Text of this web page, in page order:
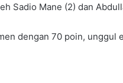
Sadio Mane (2) dan
dengan 70 poin, unggul